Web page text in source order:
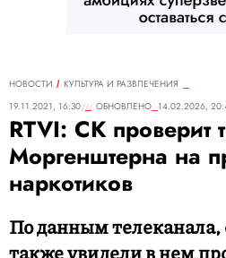
НОВОСТИ
КУЛЬТУРА И РАЗВЛЕЧЕНИЯ
19.11.2021, 16:30
ОБНОВЛЕНО 14.02.2026,
RTVI: СК проверит
Моргенштерна на
наркотиков
По данным телеканала,
также увидели в нем